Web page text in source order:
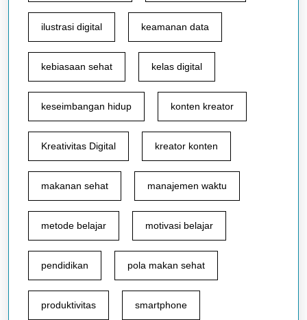
ilustrasi digital keamanan data
kebiasaan sehat kelas digital
keseimbangan hidup konten kreator
Kreativitas Digital kreator konten
makanan sehat manajemen waktu
metode belajar motivasi belajar
pendidikan pola makan sehat
produktivitas smartphone